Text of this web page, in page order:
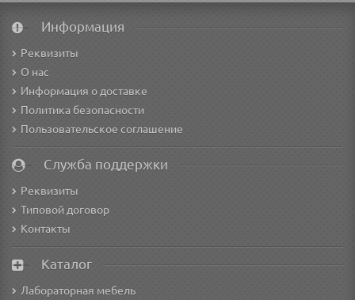
Информация
Реквизиты
О нас
Информация о доставке
Политика безопасности
Пользовательское соглашение
Служба поддержки
Реквизиты
Типовой договор
Контакты
Каталог
Лабораторная мебель